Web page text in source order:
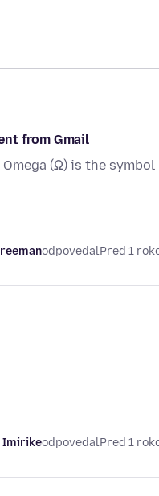
from Gmail
(Ω) is the symbol
odpovedalPred 1
ImirikeodpovedalPred 1